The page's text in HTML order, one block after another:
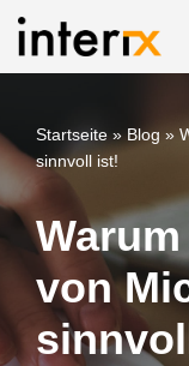
Startseite » Blog »
sinnvoll ist!
von